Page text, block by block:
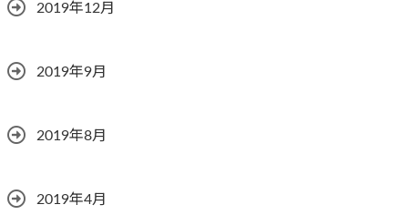
2019年12月
2019年9月
2019年8月
2019年4月